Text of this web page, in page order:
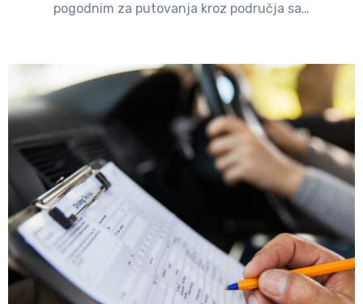
pogodnim za putovanja kroz područja sa…